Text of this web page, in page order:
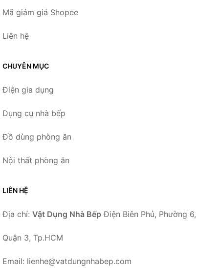
Mã giảm giá Shopee
Liên hệ
CHUYÊN MỤC
Điện gia dụng
Dụng cụ nhà bếp
Đồ dùng phòng ăn
Nội thất phòng ăn
LIÊN HỆ
Địa chỉ: Vật Dụng Nhà Bếp Điện Biên Phủ, Phường 6,
Quận 3, Tp.HCM
Email: lienhe@vatdungnhabep.com